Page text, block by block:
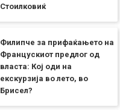
Стоилковиќ
Филипче за прифаќањето на
Францускиот предлог од
власта: Кој оди на
екскурзија во лето, во
Брисел?